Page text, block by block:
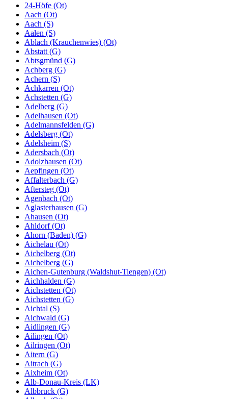
24-Höfe (Ot)
Aach (Ot)
Aach (S)
Aalen (S)
Ablach (Krauchenwies) (Ot)
Abstatt (G)
Abtsgmünd (G)
Achberg (G)
Achern (S)
Achkarren (Ot)
Achstetten (G)
Adelberg (G)
Adelhausen (Ot)
Adelmannsfelden (G)
Adelsberg (Ot)
Adelsheim (S)
Adersbach (Ot)
Adolzhausen (Ot)
Aepfingen (Ot)
Affalterbach (G)
Aftersteg (Ot)
Agenbach (Ot)
Aglasterhausen (G)
Ahausen (Ot)
Ahldorf (Ot)
Ahorn (Baden) (G)
Aichelau (Ot)
Aichelberg (Ot)
Aichelberg (G)
Aichen-Gutenburg (Waldshut-Tiengen) (Ot)
Aichhalden (G)
Aichstetten (Ot)
Aichstetten (G)
Aichtal (S)
Aichwald (G)
Aidlingen (G)
Ailingen (Ot)
Ailringen (Ot)
Aitern (G)
Aitrach (G)
Aixheim (Ot)
Alb-Donau-Kreis (LK)
Albbruck (G)